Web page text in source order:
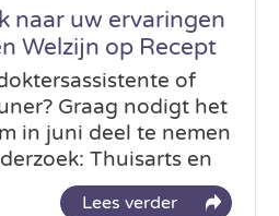
naar uw ervaringen
Welzijn op Recept
of
Graag nodigt het
in juni deel te nemen
Thuisarts en
Lees verder